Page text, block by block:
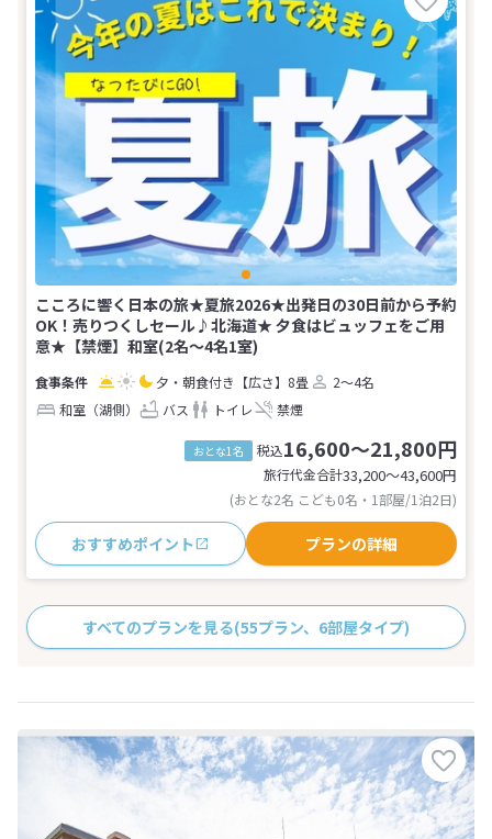
こころに響く日本の旅★夏旅2026★出発日の30日前から予約
OK！売りつくしセール♪北海道★ 夕食はビュッフェをご用
意★【禁煙】和室(2名～4名1室)
夕・朝食付き 【広さ】8畳
2～4名
和室（湖側）
バス トイレ 禁煙
おとな1名 税込16,600～21,800円
旅行代金合計33,200〜43,600円
(おとな2名 こども0名・1部屋/1泊2日)
おすすめポイント プランの詳細
すべてのプランを見る(55プラン、6部屋タイプ)